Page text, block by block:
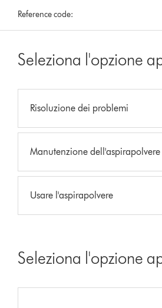
Reference code:
Seleziona l'opzione
Risoluzione dei problemi
Manutenzione dell'aspirapolvere
Usare l'aspirapolvere
Seleziona l'opzione